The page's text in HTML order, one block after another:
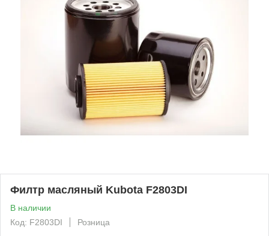
Филтр масляный Kubota F2803DI
В наличии
Код: F2803DI
Розница